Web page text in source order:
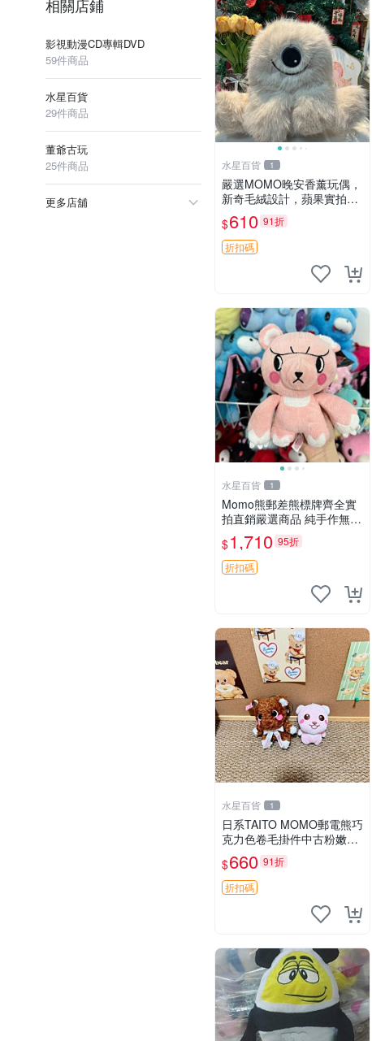
相關店鋪
影視動漫CD專輯DVD
59件商品
水星百貨
29件商品
董爺古玩
25件商品
更多店舖
水星百貨 1
嚴選MOMO晚安香薰玩偶，
新奇毛絨設計，蘋果實拍展
示，成色極佳 晚安香薰 馮
娃娃 毛絨玩偶
$610 91折
折扣碼
水星百貨 1
Momo熊郵差熊標牌齊全實
拍直銷嚴選商品 純手作無修
圖可收藏 郵差熊 Momo熊
標牌 商品
$1,710 95折
折扣碼
水星百貨 1
日系TAITO MOMO郵電熊巧
克力色卷毛掛件中古粉嫩玩
偶微瑕推薦 postpet momo
郵電熊 中古玩偶
$660 91折
折扣碼